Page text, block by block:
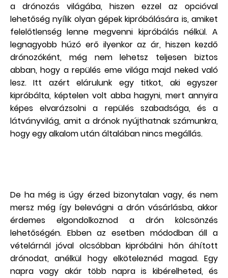
a drónozás világába, hiszen ezzel az opcióval
lehetőség nyílik olyan gépek kipróbálására is, amiket
felelőtlenség lenne megvenni kipróbálás nélkül. A
legnagyobb húzó erő ilyenkor az ár, hiszen kezdő
drónozóként, még nem lehetsz teljesen biztos
abban, hogy a repülés eme világa majd neked való
lesz. Itt azért elárulunk egy titkot, aki egyszer
kipróbálta, képtelen volt abba hagyni, mert annyira
képes elvarázsolni a repülés szabadsága, és a
látványvilág, amit a drónok nyújthatnak számunkra,
hogy egy alkalom után általában nincs megállás.
De ha még is úgy érzed bizonytalan vagy, és nem
mersz még így belevágni a drón vásárlásba, akkor
érdemes elgondolkoznod a drón kölcsönzés
lehetőségén. Ebben az esetben módodban áll a
vételárnál jóval olcsóbban kipróbálni hőn áhított
drónodat, anélkül hogy elköteleznéd magad. Egy
napra vagy akár több napra is kibérelheted, és